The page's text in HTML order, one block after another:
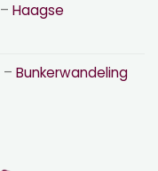
–Haagse
–Bunkerwandeling